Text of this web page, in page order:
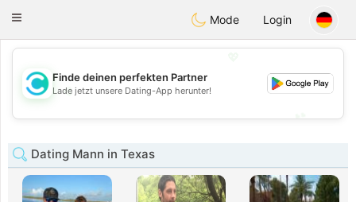
olombiaCitas
Toggle
Mode Login
💖
💕
Finde deinen perfekten Partner
Lade jetzt unsere Dating-App herunter!
Dating Mann in Texas